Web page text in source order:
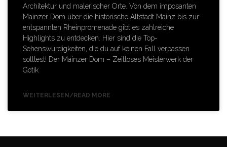
Architektur und malerischer Orte. Von dem imposanten
Mainzer Dom über die historische Altstadt Mainz bis zur
entspannten Rheinpromenade gibt es zahlreiche
Highlights zu entdecken. Hier sind die Top-
Sehenswürdigkeiten, die du auf keinen Fall verpassen
solltest! Der Mainzer Dom – Zeitloses Meisterwerk der
Gotik
WEITERLESEN/READ MORE